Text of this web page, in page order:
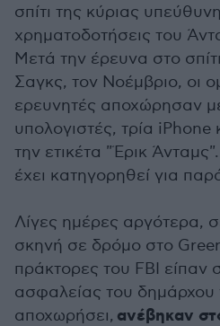
σπίτι της κύριας
χρηματοδοτήσεις του
Μετά την έρευνα στο
Σαγκς, τον Νοέμβριο, οι
ερευνητές αποχώρησαν
υπολογιστές, τρία
την ετικέτα "Έρικ
έχει κατηγορηθεί για
Λίγες ημέρες αργότερα,
σκηνή σε δρόμο στο
πράκτορες του FBI είπαν
ασφαλείας του δημάρχου
αποχωρήσει, ανέβηκαν